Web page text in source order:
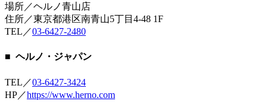
場所／ヘルノ青山店
住所／東京都港区南青山5丁目4-48 1F
TEL／03-6427-2480
■ ヘルノ・ジャパン
TEL／03-6427-3424
HP／https://www.herno.com